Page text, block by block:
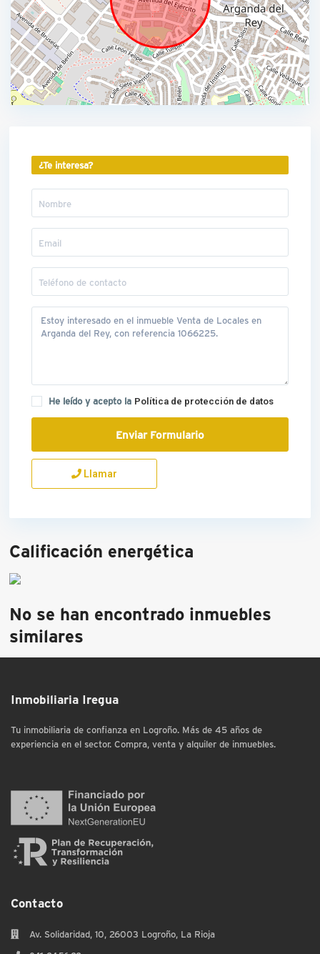
¿Te interesa?
He leído y acepto la Política de protección de datos
Llamar
Calificación energética
No se han encontrado inmuebles
similares
Inmobiliaria Iregua
Tu inmobiliaria de confianza en Logroño. Más de 45 años de
experiencia en el sector. Compra, venta y alquiler de inmuebles.
Contacto
Av. Solidaridad, 10, 26003 Logroño, La Rioja